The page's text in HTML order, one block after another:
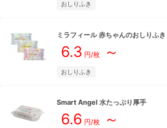
おしりふき
ミラフィール 赤ちゃんのおしりふき
6.3 円/枚～
おしりふき
Smart Angel 水たっぷり厚手
6.6 円/枚～